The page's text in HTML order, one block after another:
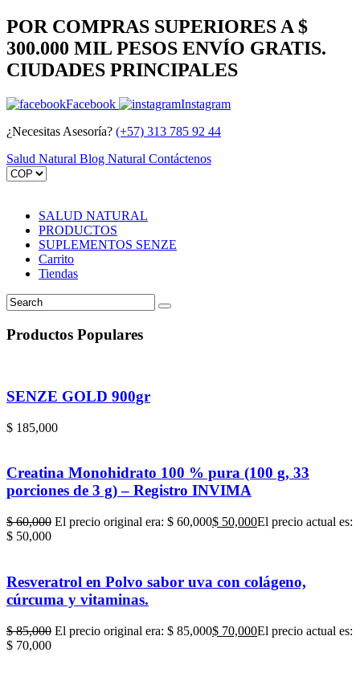
POR COMPRAS SUPERIORES A $
300.000 MIL PESOS ENVÍO GRATIS.
CIUDADES PRINCIPALES
Facebook
Instagram
¿Necesitas Asesoría? (+57) 313 785 92 44
Salud Natural Blog Natural Contáctenos
SALUD NATURAL
PRODUCTOS
SUPLEMENTOS SENZE
Carrito
Tiendas
Productos Populares
SENZE GOLD 900gr
$ 185,000
Creatina Monohidrato 100 % pura (100 g, 33
porciones de 3 g) – Registro INVIMA
$60,000 El precio original era: $ 60,000$ 50,000El precio actual es:
$ 50,000
Resveratrol en Polvo sabor uva con colágeno,
cúrcuma y vitaminas.
$85,000 El precio original era: $ 85,000$ 70,000El precio actual es:
$ 70,000